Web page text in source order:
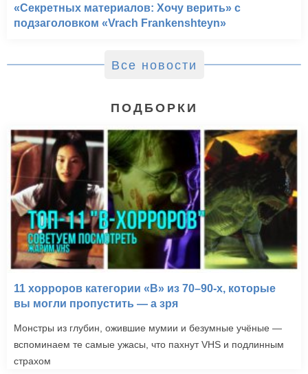
«Секретных материалов: Хочу верить» с
подзаголовком «Vrach Frankenshteyn»
Все новости
ПОДБОРКИ
11 хорроров категории «B» из 70–90-х, которые
вы могли пропустить — а зря
Монстры из глубин, ожившие мумии и безумные учёные —
вспоминаем те самые ужасы, что пахнут VHS и подлинным
страхом